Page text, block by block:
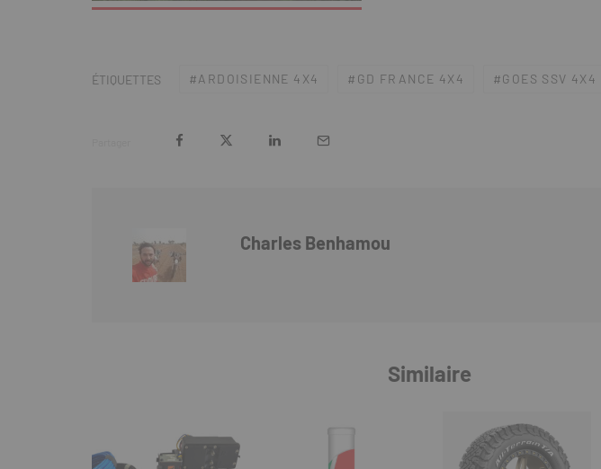
ÉTIQUETTES ARDOISIENNE 4X4 GD FRANCE 4X4 GOES SSV 4X4
Charles Benhamou
Similaire